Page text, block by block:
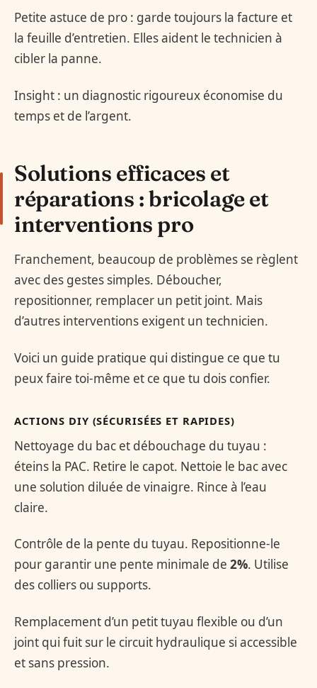
Petite astuce de pro : garde toujours la facture et
la feuille d’entretien. Elles aident le technicien à
cibler la panne.
Insight : un diagnostic rigoureux économise du
temps et de l’argent.
Solutions efficaces et
réparations : bricolage et
interventions pro
Franchement, beaucoup de problèmes se règlent
avec des gestes simples. Déboucher,
repositionner, remplacer un petit joint. Mais
d’autres interventions exigent un technicien.
Voici un guide pratique qui distingue ce que tu
peux faire toi-même et ce que tu dois confier.
ACTIONS DIY (SÉCURISÉES ET RAPIDES)
Nettoyage du bac et débouchage du tuyau :
éteins la PAC. Retire le capot. Nettoie le bac avec
une solution diluée de vinaigre. Rince à l’eau
claire.
Contrôle de la pente du tuyau. Repositionne-le
pour garantir une pente minimale de 2%. Utilise
des colliers ou supports.
Remplacement d’un petit tuyau flexible ou d’un
joint qui fuit sur le circuit hydraulique si accessible
et sans pression.